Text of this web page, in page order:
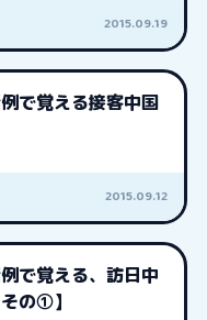
2015.09.19
で覚える接客中国
2015.09.12
で覚える、訪日中
の①】